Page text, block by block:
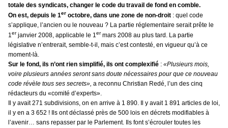
totale des syndicats, changer le code du travail de fond en comble.
On est, depuis le 1er octobre, dans une zone de non-droit : quel code
s’applique, l’ancien ou le nouveau ? La partie réglementaire serait prête le
1er janvier 2008, applicable le 1er mars 2008 au plus tard. La partie
législative n’entrerait, semble-t-il, mais c’est contesté, en vigueur qu’à ce
moment-là.
Sur le fond, ils n’ont rien simplifié, ils ont complexifié : «Plusieurs mois,
voire plusieurs années seront sans doute nécessaires pour que ce nouveau
code révèle tous ses secrets», a reconnu Christian Redé, l’un des cinq
rédacteurs du «comité d’experts».
Il y avait 271 subdivisions, on en arrive à 1 890. Il y avait 1 891 articles de loi,
il y en a 3 652 ! Ils ont déclassé près de 500 lois en décrets modifiables à
l’avenir… sans repasser par le Parlement. Ils font s’écrouler toutes les